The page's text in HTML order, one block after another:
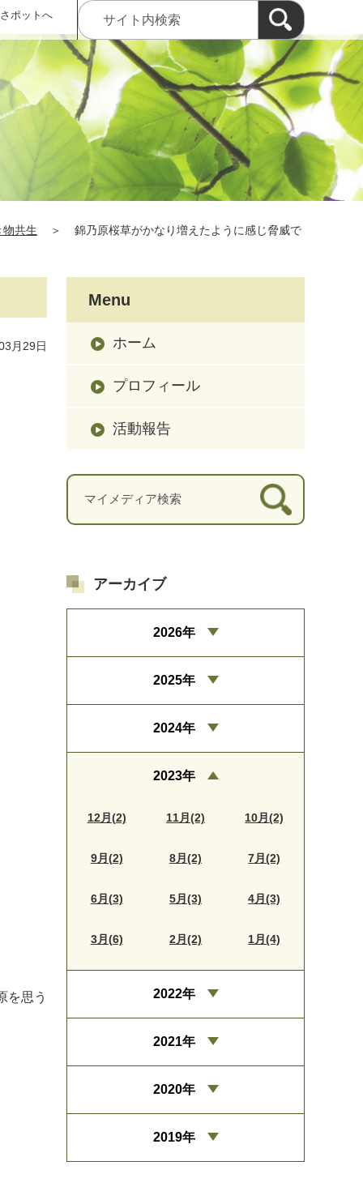
ポットへ
物共生 ＞ 錦乃原桜草がかなり増えたように感じ脅威で
月29日
を思う
Menu
ホーム
プロフィール
活動報告
アーカイブ
2026年
2025年
2024年
2023年
12月(2) 11月(2) 10月(2)
9月(2) 8月(2) 7月(2)
6月(3) 5月(3) 4月(3)
3月(6) 2月(2) 1月(4)
2022年
2021年
2020年
2019年